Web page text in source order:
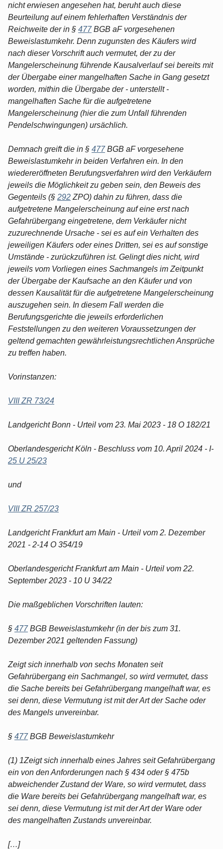
nicht erwiesen angesehen hat, beruht auch diese
Beurteilung auf einem fehlerhaften Verständnis der
Reichweite der in § 477BGB aF vorgesehenen
Beweislastumkehr. Denn zugunsten des Käufers wird
nach dieser Vorschrift auch vermutet, der zu der
Mangelerscheinung führende Kausalverlauf sei bereits mit
der Übergabe einer mangelhaften Sache in Gang gesetzt
worden, mithin die Übergabe der - unterstellt -
mangelhaften Sache für die aufgetretene
Mangelerscheinung (hier die zum Unfall führenden
Pendelschwingungen) ursächlich.
Demnach greift die in § 477BGB aF vorgesehene
Beweislastumkehr in beiden Verfahren ein. In den
wiedereröffneten Berufungsverfahren wird den Verkäufern
jeweils die Möglichkeit zu geben sein, den Beweis des
Gegenteils (§ 292 ZPO) dahin zu führen, dass die
aufgetretene Mangelerscheinung auf eine erst nach
Gefahrübergang eingetretene, dem Verkäufer nicht
zuzurechnende Ursache - sei es auf ein Verhalten des
jeweiligen Käufers oder eines Dritten, sei es auf sonstige
Umstände - zurückzuführen ist. Gelingt dies nicht, wird
jeweils vom Vorliegen eines Sachmangels im Zeitpunkt
der Übergabe der Kaufsache an den Käufer und von
dessen Kausalität für die aufgetretene Mangelerscheinung
auszugehen sein. In diesem Fall werden die
Berufungsgerichte die jeweils erforderlichen
Feststellungen zu den weiteren Voraussetzungen der
geltend gemachten gewährleistungsrechtlichen Ansprüche
zu treffen haben.
Vorinstanzen:
VIII ZR 73/24
Landgericht Bonn - Urteil vom 23. Mai 2023 - 18 O 182/21
Oberlandesgericht Köln - Beschluss vom 10. April 2024 - I-
25 U 25/23
und
VIII ZR 257/23
Landgericht Frankfurt am Main - Urteil vom 2. Dezember
2021 - 2-14 O 354/19
Oberlandesgericht Frankfurt am Main - Urteil vom 22.
September 2023 - 10 U 34/22
Die maßgeblichen Vorschriften lauten:
§ 477BGB Beweislastumkehr (in der bis zum 31.
Dezember 2021 geltenden Fassung)
Zeigt sich innerhalb von sechs Monaten seit
Gefahrübergang ein Sachmangel, so wird vermutet, dass
die Sache bereits bei Gefahrübergang mangelhaft war, es
sei denn, diese Vermutung ist mit der Art der Sache oder
des Mangels unvereinbar.
§ 477BGB Beweislastumkehr
(1) 1Zeigt sich innerhalb eines Jahres seit Gefahrübergang
ein von den Anforderungen nach § 434 oder § 475b
abweichender Zustand der Ware, so wird vermutet, dass
die Ware bereits bei Gefahrübergang mangelhaft war, es
sei denn, diese Vermutung ist mit der Art der Ware oder
des mangelhaften Zustands unvereinbar.
[…]